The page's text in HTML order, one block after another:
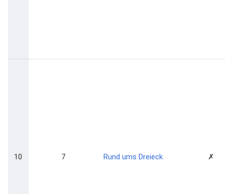
10 7 Rund ums Dreieck ✗